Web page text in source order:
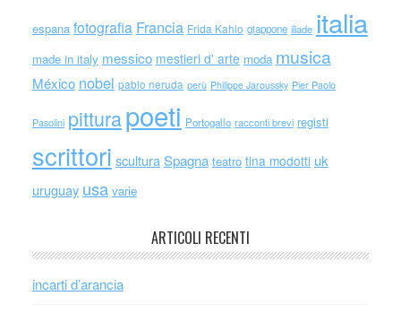
espana fotografia Francia Frida Kahlo giappone iliade italia
made in italy messico mestieri d' arte moda musica
México nobel pablo neruda perù Philippe Jaroussky Pier Paolo
Pasolini pitturapoeti Portogallo racconti brevi registi
scrittori scultura Spagna teatro tina modotti uk
uruguay usa varie
ARTICOLI RECENTI
incarti d’arancia